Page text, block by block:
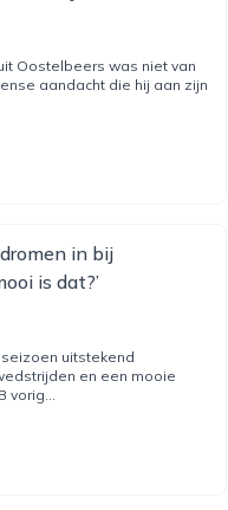
Oostelbeers was niet van
aandacht die hij aan zijn
in bij
is dat?’
uitstekend
en een mooie
vorig...